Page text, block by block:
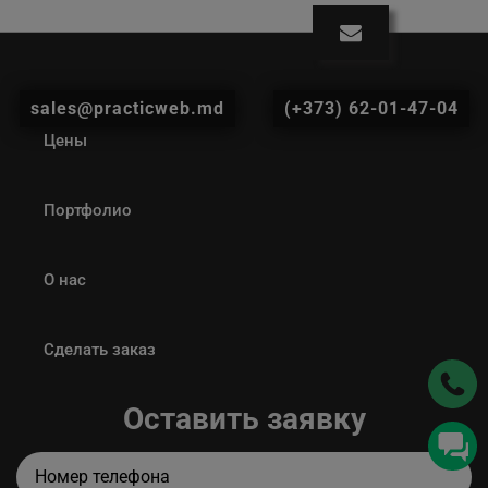
sales@practicweb.md (+373) 62-01-47-04
Цены
Портфолио
О нас
Сделать заказ
Оставить заявку